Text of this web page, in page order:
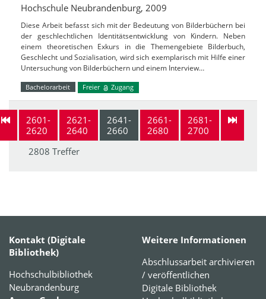
Hochschule Neubrandenburg, 2009
Diese Arbeit befasst sich mit der Bedeutung von Bilderbüchern bei
der geschlechtlichen Identitätsentwicklung von Kindern. Neben
einem theoretischen Exkurs in die Themengebiete Bilderbuch,
Geschlecht und Sozialisation, wird sich exemplarisch mit Hilfe einer
Untersuchung von Bilderbüchern und einem Interview…
Bachelorarbeit Freier Zugang
2601-
2620
2621-
2640
2641-
2660
2661-
2680
2681-
2700
2808 Treffer
Kontakt (Digitale
Bibliothek)
Hochschulbibliothek
Neubrandenburg
Weitere Informationen
Abschlussarbeit archivieren
/ veröffentlichen
Digitale Bibliothek